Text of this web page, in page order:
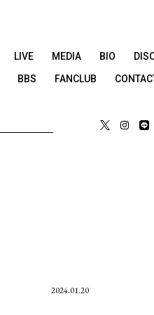
LIVE MEDIA BIO
BBS FANCLUB
2024.01.20